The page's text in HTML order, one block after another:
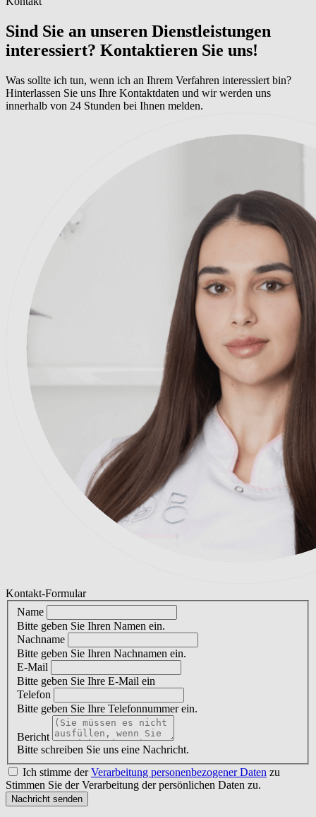
Sind Sie an unseren Dienstleistungen
interessiert? Kontaktieren Sie uns!
Was sollte ich tun, wenn ich an Ihrem Verfahren interessiert bin?
Hinterlassen Sie uns Ihre Kontaktdaten und wir werden uns
innerhalb von 24 Stunden bei Ihnen melden.
Kontakt-Formular
Name
Bitte geben Sie Ihren Namen ein.
Nachname
Bitte geben Sie Ihren Nachnamen ein.
E-Mail
Bitte geben Sie Ihre E-Mail ein
Telefon
Bitte geben Sie Ihre Telefonnummer ein.
Bericht
Bitte schreiben Sie uns eine Nachricht.
Ich stimme derVerarbeitung personenbezogener Daten zu
Stimmen Sie der Verarbeitung der persönlichen Daten zu.
Nachricht senden